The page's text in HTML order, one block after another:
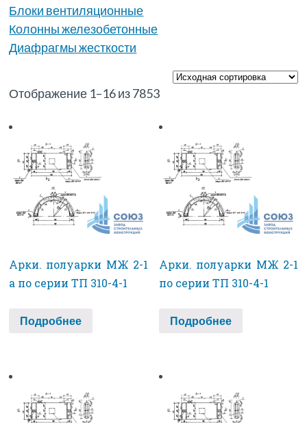
Блоки вентиляционные
Колонны железобетонные
Диафрагмы жесткости
Отображение 1–16 из 7853
Арки. полуарки МЖ 2-1
а по серии ТП 310-4-1
Подробнее
Арки. полуарки МЖ 2-1
по серии ТП 310-4-1
Подробнее